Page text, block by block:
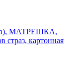
МАТРЕШКА,
страз, картонная